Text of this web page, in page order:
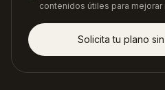
contenidos útiles para mejorar
Solicita tu plano